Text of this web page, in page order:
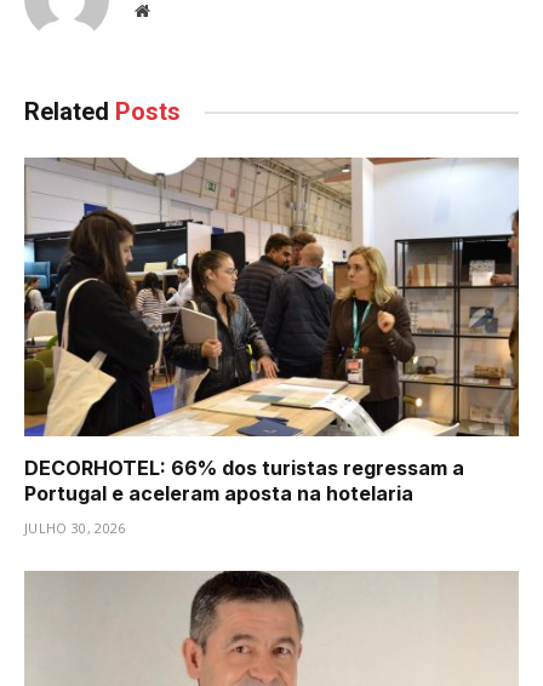
Website
Related Posts
DECORHOTEL: 66% dos turistas regressam a
Portugal e aceleram aposta na hotelaria
JULHO 30, 2026